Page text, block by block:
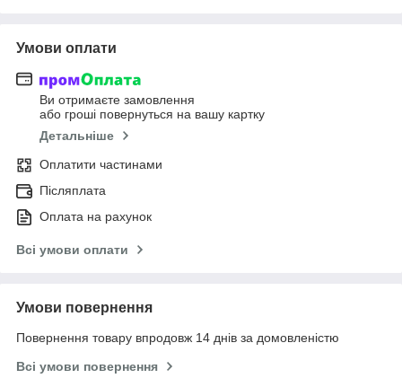
Умови оплати
Ви отримаєте замовлення
або гроші повернуться на вашу картку
Детальніше
Оплатити частинами
Післяплата
Оплата на рахунок
Всі умови оплати
Умови повернення
Повернення товару впродовж 14 днів за домовленістю
Всі умови повернення